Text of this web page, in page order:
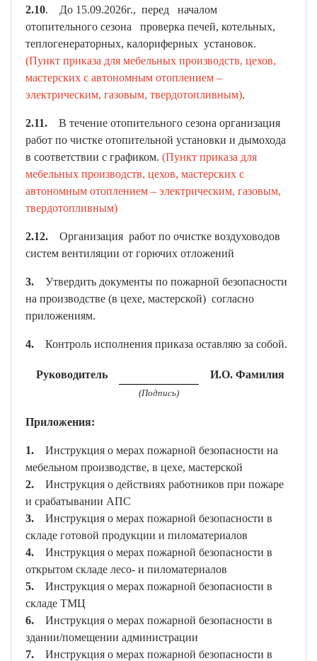
2.10. До 15.09.2026г., перед началом
отопительного сезона проверка печей, котельных,
теплогенераторных, калориферных установок.
(Пункт приказа для мебельных производств, цехов,
мастерских с автономным отоплением –
электрическим, газовым, твердотопливным).
2.11. В течение отопительного сезона организация
работ по чистке отопительной установки и дымохода
в соответствии с графиком. (Пункт приказа для
мебельных производств, цехов, мастерских с
автономным отоплением – электрическим, газовым,
твердотопливным)
2.12. Организация работ по очистке воздуховодов
систем вентиляции от горючих отложений
3. Утвердить документы по пожарной безопасности
на производстве (в цехе, мастерской) согласно
приложениям.
4. Контроль исполнения приказа оставляю за собой.
Руководитель И.О. Фамилия
(Подпись)
Приложения:
1. Инструкция о мерах пожарной безопасности на
мебельном производстве, в цехе, мастерской
2. Инструкция о действиях работников при пожаре
и срабатывании АПС
3. Инструкция о мерах пожарной безопасности в
складе готовой продукции и пиломатериалов
4. Инструкция о мерах пожарной безопасности в
открытом складе лесо- и пиломатериалов
5. Инструкция о мерах пожарной безопасности в
складе ТМЦ
6. Инструкция о мерах пожарной безопасности в
здании/помещении администрации
7. Инструкция о мерах пожарной безопасности в